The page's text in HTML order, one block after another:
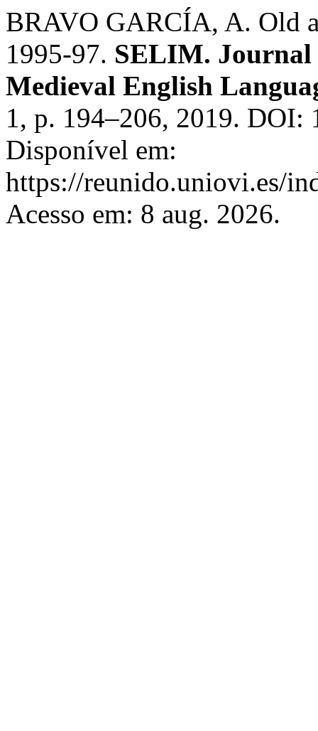
BRAVO GARCÍA, A. Old
1995-97. SELIM. Journal
Medieval English
1, p. 194–206, 2019. DOI:
Disponível em:
https://reunido.uniovi.es/
Acesso em: 8 aug. 2026.